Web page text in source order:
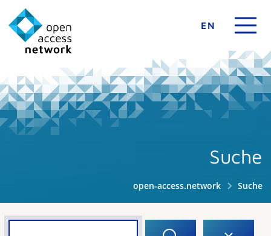
EN
Suche
open-access.network Suche